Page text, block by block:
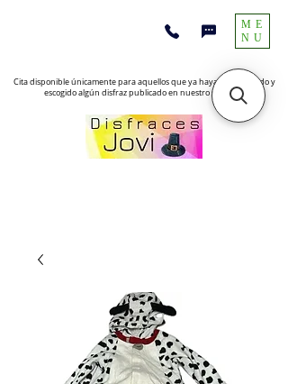
Cita disponible únicamente para aquellos que ya hayan encontrado y
escogido algún disfraz publicado en nuestro sitio web
ME
NU